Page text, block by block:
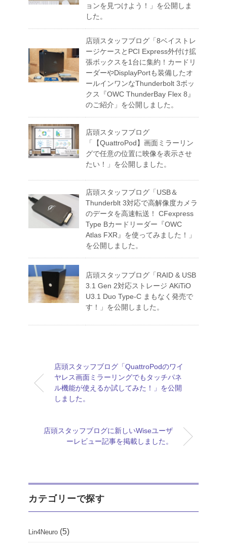
ョンを見つけよう！」を公開しま
した。
店頭スタッフブログ「8ベイストレ
ージケースとPCI Express外付け拡
張ボックスを1台に集約！カードリ
ーダーやDisplayPortも装備したオ
ールインワンなThunderbolt 3ボッ
クス『OWC ThunderBay Flex 8』
のご紹介」を公開しました。
店頭スタッフブログ
「【QuattroPod】画面ミラーリン
グで任意の位置に映像を表示させ
たい！」を公開しました。
店頭スタッフブログ「USB＆
Thunderblt 3対応で高解像度カメラ
のデータを高速転送！ CFexpress
Type Bカードリーダー『OWC
Atlas FXR』を使ってみました！」
を公開しました。
店頭スタッフブログ「RAID & USB
3.1 Gen 2対応ストレージ AKiTiO
U3.1 Duo Type-C まもなく発売で
す！」を公開しました。
店頭スタッフブログ「QuattroPodのワイ
ヤレス画面ミラーリングでもタッチパネ
ル機能が使えるか試してみた！」を公開
しました。
店頭スタッフブログに新しいWiseユーザ
ーレビュー記事を掲載しました。
カテゴリーで探す
Lin4Neuro (5)